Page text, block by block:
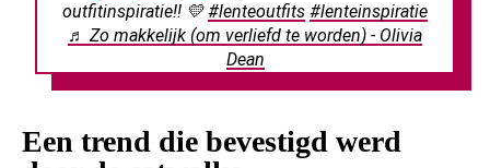
outfitinspiratie!! 💛#lenteoutfits #lenteinspiratie
♬ Zo makkelijk (om verliefd te worden) - Olivia
Dean
Een trend die bevestigd werd